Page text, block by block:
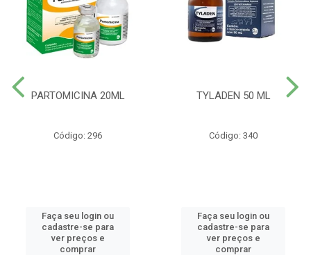
PARTOMICINA 20ML
Código: 296
Faça seu login ou
cadastre-se para
ver preços e
comprar
TYLADEN 50 ML
Código: 340
Faça seu login ou
cadastre-se para
ver preços e
comprar